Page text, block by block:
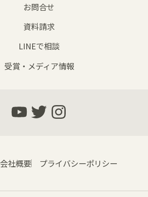
お問合せ
資料請求
LINEで相談
受賞・メディア情報
会社概要 プライバシーポリシー